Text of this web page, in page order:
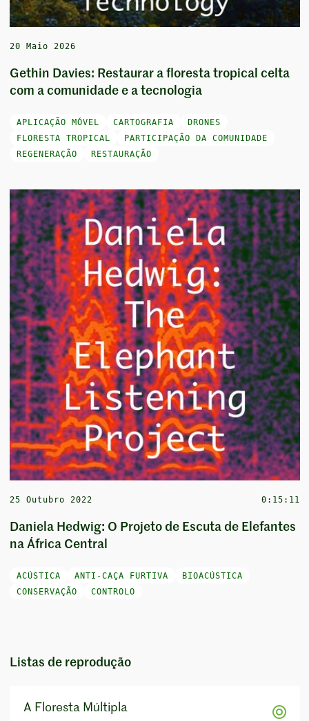
20 Maio 2026
Gethin Davies: Restaurar a floresta tropical celta
com a comunidade e a tecnologia
APLICAÇÃO MÓVEL CARTOGRAFIA
DRONES
FLORESTA TROPICAL
PARTICIPAÇÃO DA COMUNIDADE
REGENERAÇÃO
RESTAURAÇÃO
25 Outubro 2022 0:15:11
Daniela Hedwig: O Projeto de Escuta de Elefantes
na África Central
ACÚSTICA ANTI-CAÇA FURTIVA
BIOACÚSTICA
CONSERVAÇÃO
CONTROLO
Listas de reprodução
A Floresta Múltipla